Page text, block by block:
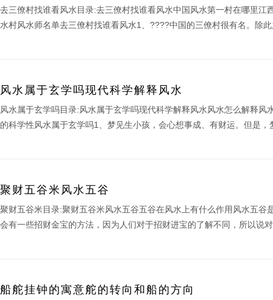
去三僚村找谁看风水目录:去三僚村找谁看风水中国风水第一村在哪里江
水村风水师名单去三僚村找谁看风水1、????中国的三僚村很有名。除
风水属于玄学吗现代科学解释风水
风水属于玄学吗目录:风水属于玄学吗现代科学解释风水风水怎么解释
的科学性风水属于玄学吗1、梦见生小孩，会心想事成、有财运。但是
聚财五谷米风水五谷
聚财五谷米目录:聚财五谷米风水五谷五谷在风水上有什么作用风水五谷
会有一些招财金宝的方法，因为人们对于招财进宝的了解不同，所以说
船舵挂钟的寓意舵的转向和船的方向